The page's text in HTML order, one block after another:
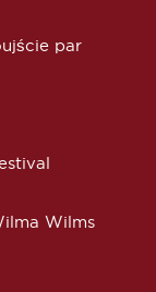
par
Wilms